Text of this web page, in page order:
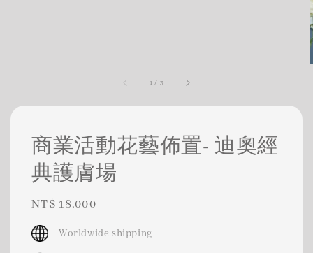
1 / 3
商業活動花藝佈置- 迪奧經
典護膚場
Regular
price
NT$ 18,000
Worldwide shipping